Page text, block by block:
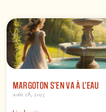
MARGOTON S’EN VA À L’EAU
août 28, 2023